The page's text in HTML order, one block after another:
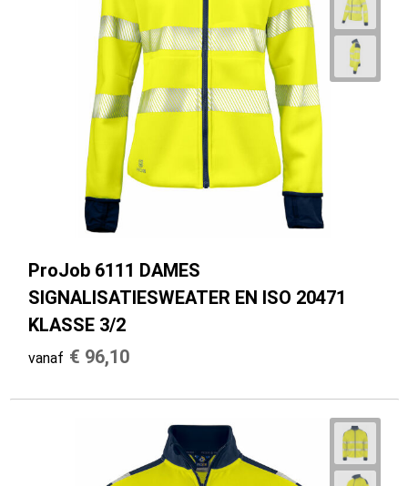
ProJob 6111 DAMES
SIGNALISATIESWEATER EN ISO 20471
KLASSE 3/2
vanaf € 96,10